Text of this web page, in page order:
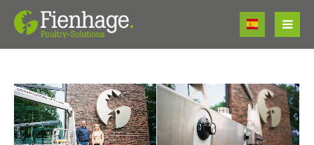
Login
Contraseña